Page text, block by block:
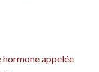
hormone appelée